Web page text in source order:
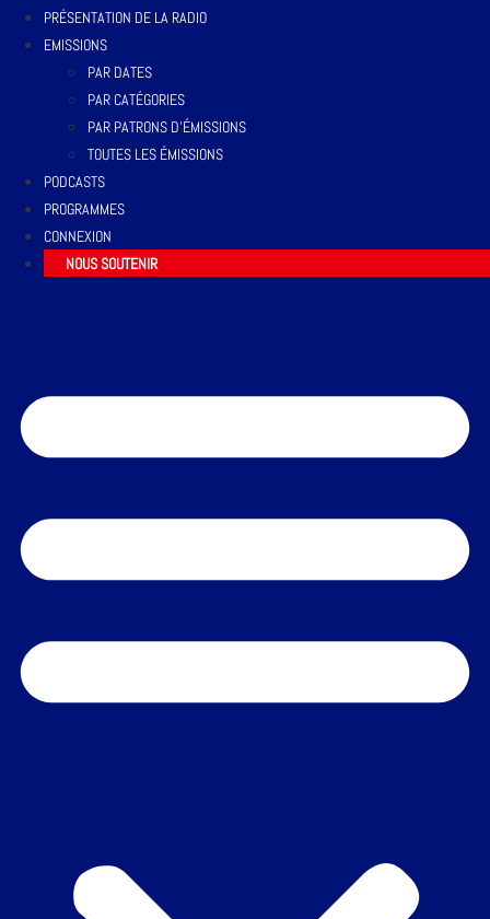
PRÉSENTATION DE LA RADIO
EMISSIONS
PAR DATES
PAR CATÉGORIES
PAR PATRONS D’ÉMISSIONS
TOUTES LES ÉMISSIONS
PODCASTS
PROGRAMMES
CONNEXION
NOUS SOUTENIR